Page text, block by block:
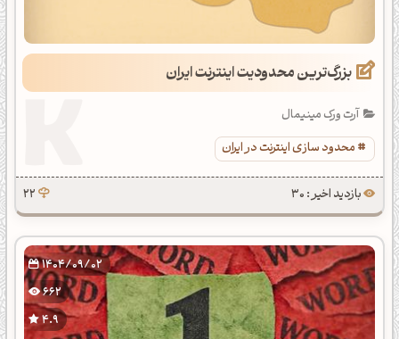
بزرگ‌ترین محدودیت اینترنت ایران
آرت ورک مینیمال
محدود سازی اینترنت در ایران
بازدید اخیر : 30 22
1404/09/02
662
4.9